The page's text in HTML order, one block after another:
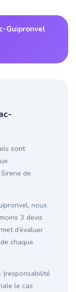
Guipronvel
sont
de
nous
3 devis
d’évaluer
chaque
(responsabilité
le cas